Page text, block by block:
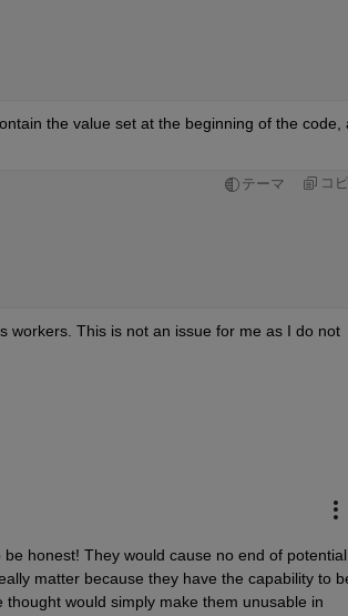
the value set at the beginning of the code,
テーマ コ
workers. This is not an issue for me as I do not
honest! They would cause no end of potential
matter because they have the capability to
would simply make them unusable in